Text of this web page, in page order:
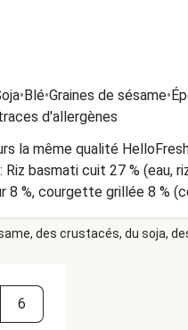
•Blé•Graines de sésame•
d'allergènes
la même qualité
basmati cuit 27 % (eau,
8 %, courgette grillée 8 %
LAIT en poudre,
herbes et épices
LAIT, CRUSTACÉS,
: À conserver au
des crustacés, du soja,
6